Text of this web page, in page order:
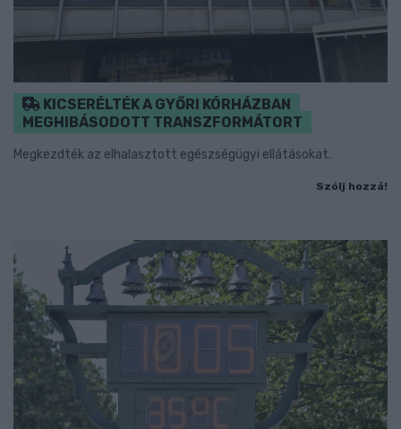
KICSERÉLTÉK A GYŐRI KÓRHÁZBAN
MEGHIBÁSODOTT TRANSZFORMÁTORT
Megkezdték az elhalasztott egészségügyi ellátásokat.
Szólj hozzá!